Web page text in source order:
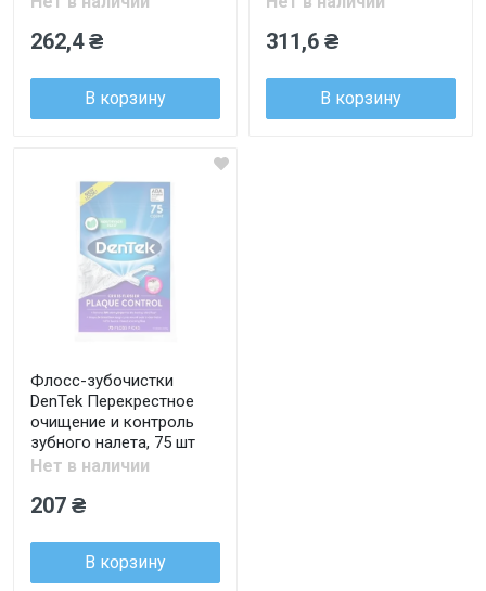
262,4 ₴
В корзину
311,6 ₴
В корзину
Флосс-зубочистки
DenTek Перекрестное
очищение и контроль
зубного налета, 75 шт
Нет в наличии
207 ₴
В корзину